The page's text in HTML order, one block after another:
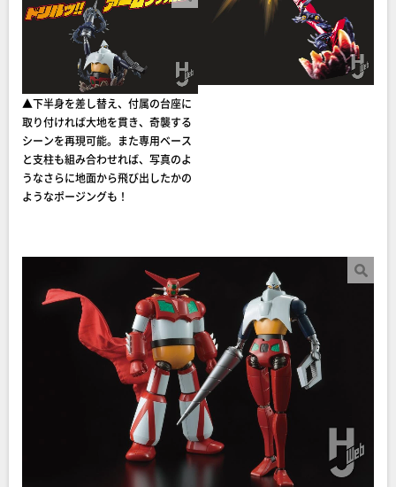
▲下半身を差し替え、付属の台座に
取り付ければ大地を貫き、奇襲する
シーンを再現可能。また専用ベース
と支柱も組み合わせれば、写真のよ
うなさらに地面から飛び出したかの
ようなポージングも！